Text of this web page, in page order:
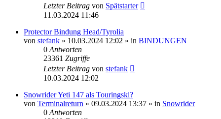
Letzter Beitrag von Spätstarter
11.03.2024 11:46
Protector Bindung Head/Tyrolia
von stefank » 10.03.2024 12:02 » in BINDUNGEN
0 Antworten
23361 Zugriffe
Letzter Beitrag von stefank
10.03.2024 12:02
Snowrider Yeti 147 als Touringski?
von Terminalreturn » 09.03.2024 13:37 » in Snowrider
0 Antworten